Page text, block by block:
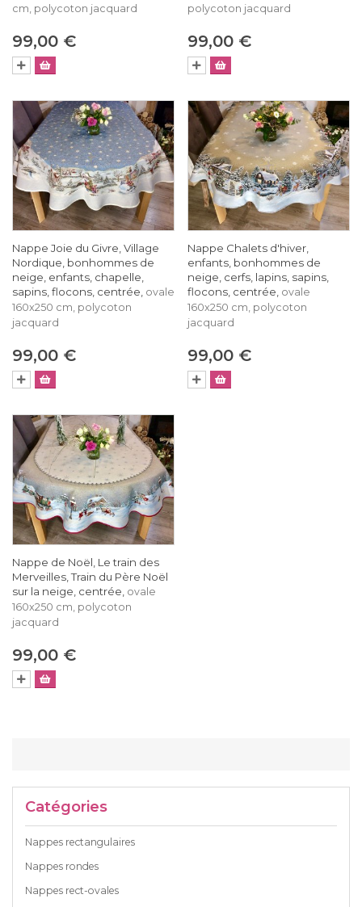
cm, polycoton jacquard
99,00 €
polycoton jacquard
99,00 €
Nappe Joie du Givre, Village
Nordique, bonhommes de
neige, enfants, chapelle,
sapins, flocons, centrée, ovale
160x250 cm, polycoton
jacquard
99,00 €
Nappe Chalets d'hiver,
enfants, bonhommes de
neige, cerfs, lapins, sapins,
flocons, centrée, ovale
160x250 cm, polycoton
jacquard
99,00 €
Nappe de Noël, Le train des
Merveilles, Train du Père Noël
sur la neige, centrée, ovale
160x250 cm, polycoton
jacquard
99,00 €
Catégories
Nappes rectangulaires
Nappes rondes
Nappes rect-ovales